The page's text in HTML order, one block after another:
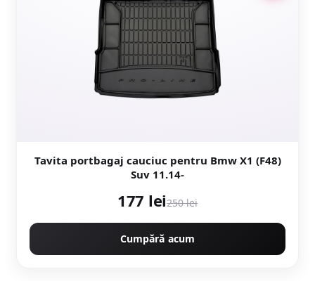
Tavita portbagaj cauciuc pentru Bmw X1 (F48)
Suv 11.14-
177 lei250 lei
Cumpără acum